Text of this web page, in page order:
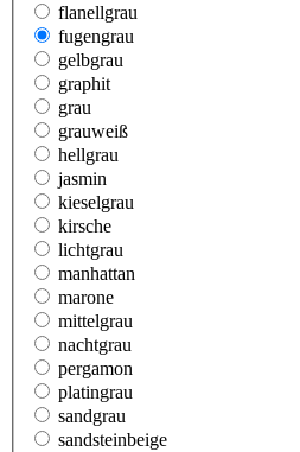
flanellgrau
fugengrau
gelbgrau
graphit
grau
grauweiß
hellgrau
jasmin
kieselgrau
kirsche
lichtgrau
manhattan
marone
mittelgrau
nachtgrau
pergamon
platingrau
sandgrau
sandsteinbeige